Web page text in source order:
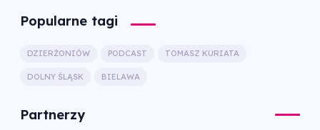
Popularne tagi
DZIERŻONIÓW PODCAST TOMASZ KURIATA
DOLNY ŚLĄSK BIELAWA
Partnerzy